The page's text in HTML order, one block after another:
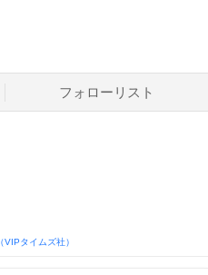
フォローリスト
タイムズ社）